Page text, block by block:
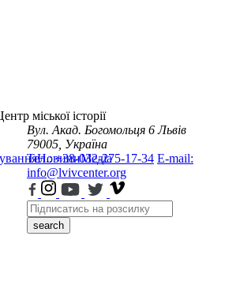
НовиниМедіа
міської історії
Вул. Акад. Богомольця 6 Львів
79005, Україна
Тел.: +38-032-275-17-34 E-mail:
info@lvivcenter.org
search